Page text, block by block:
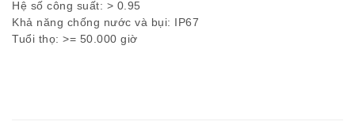
Hệ số công suất: > 0.95
Khả năng chống nước và bụi: IP67
Tuổi thọ: >= 50.000 giờ